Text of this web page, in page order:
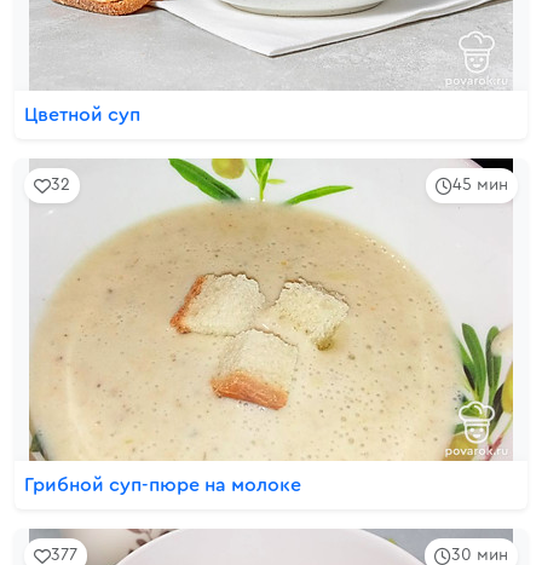
Цветной суп
45 мин
32
Грибной суп-пюре на молоке
30 мин
377